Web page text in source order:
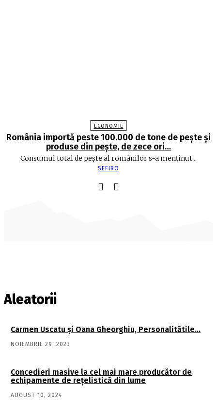
ECONOMIE
România importă peste 100.000 de tone de peşte şi
produse din peşte, de zece ori…
Consumul total de peşte al ro­mâ­nilor s-a menţinut...
SEFIRO
Aleatorii
Carmen Uscatu şi Oana Gheorghiu, Personalitătile…
NOIEMBRIE 29, 2023
Concedieri masive la cel mai mare producător de
echipamente de rețelistică din lume
AUGUST 10, 2024